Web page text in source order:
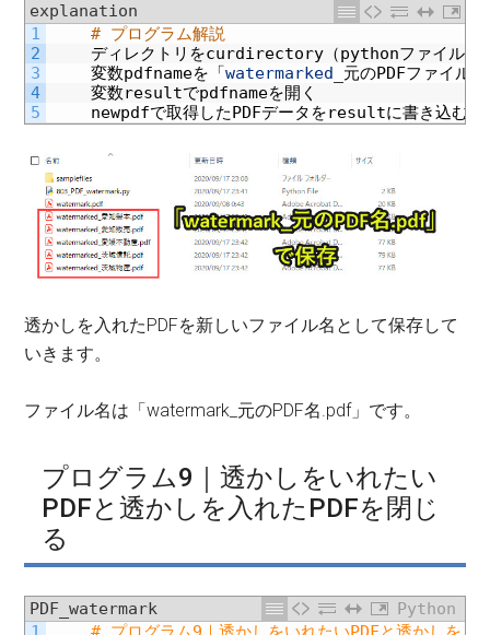
explanation
1
2
3
4
5
# プログラム解説
ディレクトリをcurdirectory （pythonファイルと
変数pdfnameを「watermarked 元のPDFファイル
変数resultでpdfnameを開く
newpdfで取得したPDFデータをresultに書き込む
透かしを入れたPDFを新しいファイル名として保存して
いきます。
ファイル名は「watermark_元のPDF名.pdf」です。
プログラム9｜透かしをいれたい
PDFと透かしを入れたPDFを閉じ
る
PDF_watermark
Python